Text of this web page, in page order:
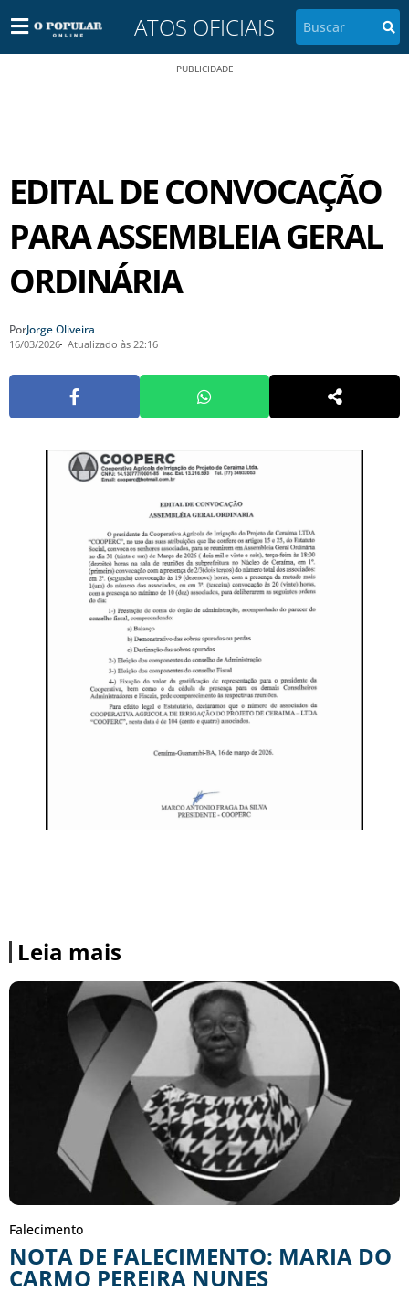
ATOS OFICIAIS
PUBLICIDADE
EDITAL DE CONVOCAÇÃO
PARA ASSEMBLEIA GERAL
ORDINÁRIA
PorJorge Oliveira
16/03/2026 Atualizado às 22:16
Leia mais
Falecimento
NOTA DE FALECIMENTO: MARIA DO
CARMO PEREIRA NUNES